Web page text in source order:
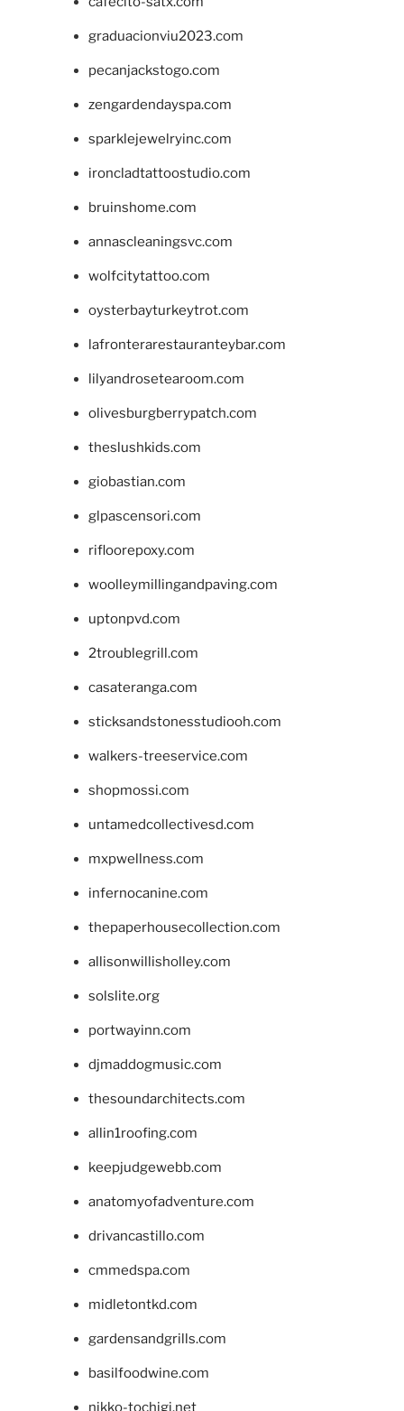
graduacionviu2023.com
pecanjackstogo.com
zengardendayspa.com
sparklejewelryinc.com
ironcladtattoostudio.com
bruinshome.com
annascleaningsvc.com
wolfcitytattoo.com
oysterbayturkeytrot.com
lafronterarestauranteybar.com
lilyandrosetearoom.com
olivesburgberrypatch.com
theslushkids.com
giobastian.com
glpascensori.com
rifloorepoxy.com
woolleymillingandpaving.com
uptonpvd.com
2troublegrill.com
casateranga.com
sticksandstonesstudiooh.com
walkers-treeservice.com
shopmossi.com
untamedcollectivesd.com
mxpwellness.com
infernocanine.com
thepaperhousecollection.com
allisonwillisholley.com
solslite.org
portwayinn.com
djmaddogmusic.com
thesoundarchitects.com
allin1roofing.com
keepjudgewebb.com
anatomyofadventure.com
drivancastillo.com
cmmedspa.com
midletontkd.com
gardensandgrills.com
basilfoodwine.com
nikko-tochigi.net